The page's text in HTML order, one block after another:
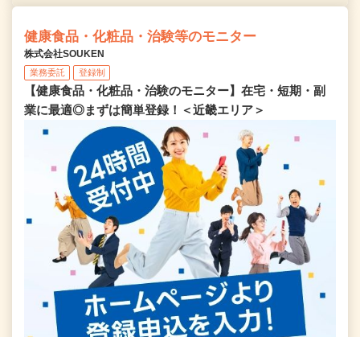
健康食品・化粧品・治験等のモニター
株式会社SOUKEN
業務委託 登録制
【健康食品・化粧品・治験のモニター】在宅・短期・副
業に最適◎まずは簡単登録！＜近畿エリア＞